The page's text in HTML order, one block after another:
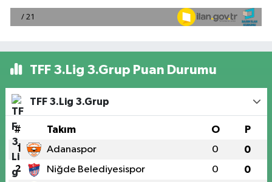
TFF 3.Lig 3.Grup Puan Durumu
TFF 3.Lig 3.Grup
# Takım O P
1 Adanaspor 0 0
2 Niğde Belediyesispor 0 0